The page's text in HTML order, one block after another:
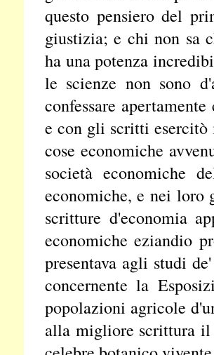
questo pensiero del
giustizia; e chi non sa
ha una potenza
le scienze non sono
confessare
e con gli scritti
cose economiche
società economiche
economiche, e nei loro
scritture d'economia
economiche eziandio
presentava agli studi
concernente la
popolazioni agricole
alla migliore scrittura